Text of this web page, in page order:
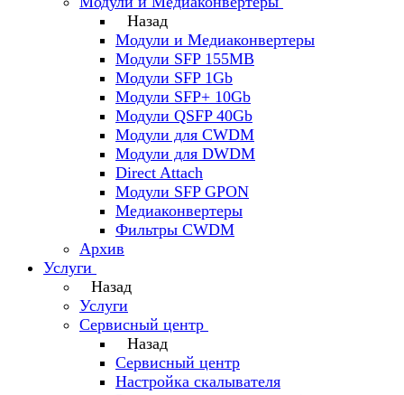
Назад
Модули и Медиаконвертеры
Модули SFP 155MB
Модули SFP 1Gb
Модули SFP+ 10Gb
Модули QSFP 40Gb
Модули для CWDM
Модули для DWDM
Direct Attach
Модули SFP GPON
Медиаконвертеры
Фильтры CWDM
Архив
Услуги
Назад
Услуги
Сервисный центр
Назад
Сервисный центр
Настройка скалывателя